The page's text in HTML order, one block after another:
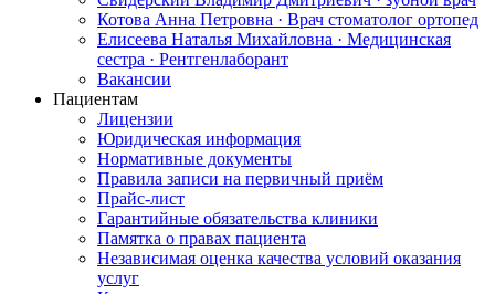
Котова Анна Петровна · Врач стоматолог ортопед
Елисеева Наталья Михайловна · Медицинская
сестра · Рентгенлаборант
Вакансии
Пациентам
Лицензии
Юридическая информация
Нормативные документы
Правила записи на первичный приём
Прайс-лист
Гарантийные обязательства клиники
Памятка о правах пациента
Независимая оценка качества условий оказания
услуг